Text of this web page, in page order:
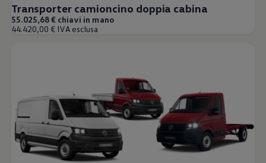
Transporter camioncino doppia cabina
55.025,68 € chiavi in mano
44.420,00 € IVA esclusa